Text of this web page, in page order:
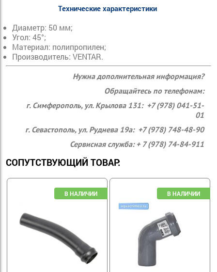
Технические характеристики
Диаметр: 50 мм;
Угол: 45°;
Материал: полипропилен;
Производитель: VENTAR.
Нужна дополнительная информация?
Обращайтесь по телефонам:
г. Симферополь, ул. Крылова 131: +7 (978) 041-51-
01
г. Севастополь, ул. Руднева 19а: +7 (978) 748-48-90
Сервисная служба: + 7 (978) 74-84-911
СОПУТСТВУЮЩИЙ ТОВАР: